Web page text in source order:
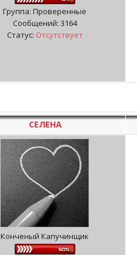
Группа: Проверенные
Сообщений: 3164
Статус: Отсутствует
СЕЛЕНА
Конченый Капучинщик